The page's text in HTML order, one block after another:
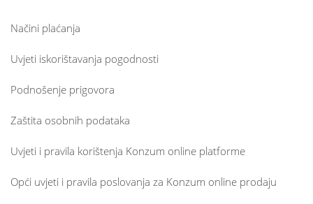
Načini plaćanja
Uvjeti iskorištavanja pogodnosti
Podnošenje prigovora
Zaštita osobnih podataka
Uvjeti i pravila korištenja Konzum online platforme
Opći uvjeti i pravila poslovanja za Konzum online prodaju